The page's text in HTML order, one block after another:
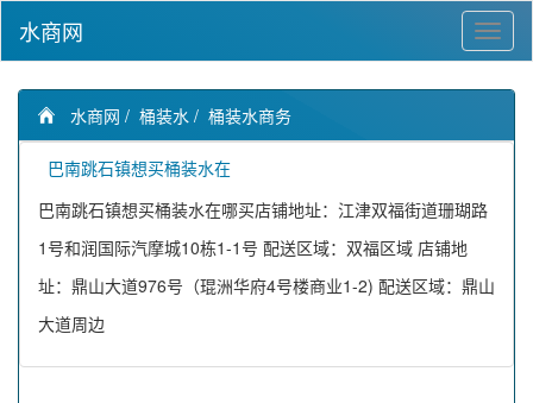
水商网
水商网 / 桶装水 / 桶装水商务
巴南跳石镇想买桶装水在
巴南跳石镇想买桶装水在哪买店铺地址：江津双福街道珊瑚路
1号和润国际汽摩城10栋1-1号 配送区域：双福区域 店铺地
址：鼎山大道976号（琨洲华府4号楼商业1-2) 配送区域：鼎山
大道周边